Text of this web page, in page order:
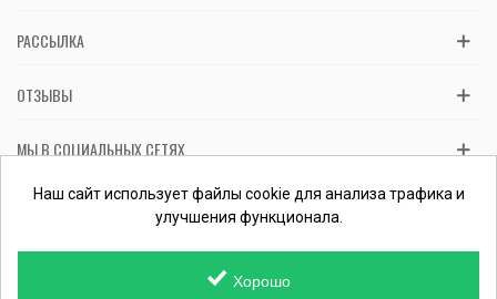
РАССЫЛКА
ОТЗЫВЫ
МЫ В СОЦИАЛЬНЫХ СЕТЯХ
Вас обслуживает ФЛП Косташ С.И., номер записи в ЕГР 2 673 000
0000 057597 от 06.01.2017.Проверить ФЛП
Наш сайт использует файлы cookie для анализа трафика и
улучшения функционала.
Хорошо